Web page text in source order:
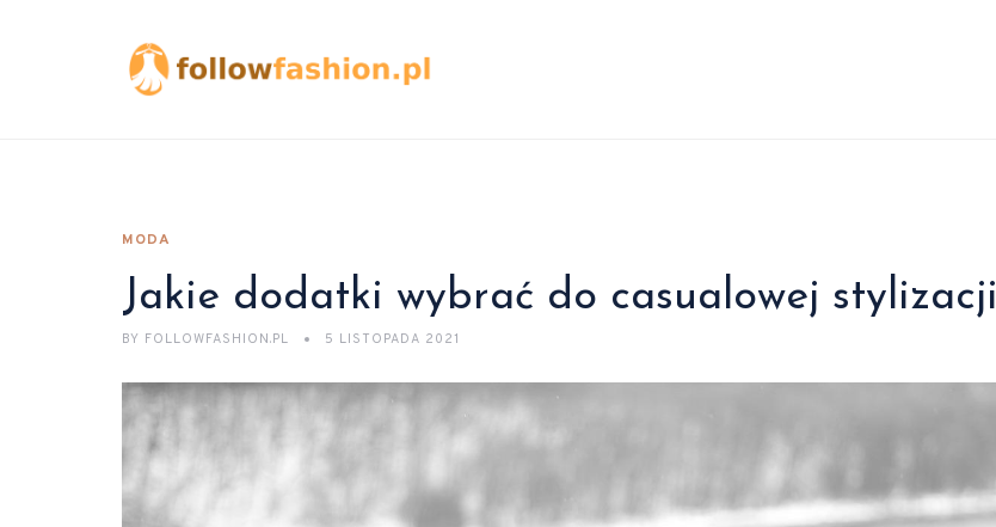
MODA
Jakie dodatki wybrać do casualowej stylizacji
BY FOLLOWFASHION.PL 5 LISTOPADA 2021